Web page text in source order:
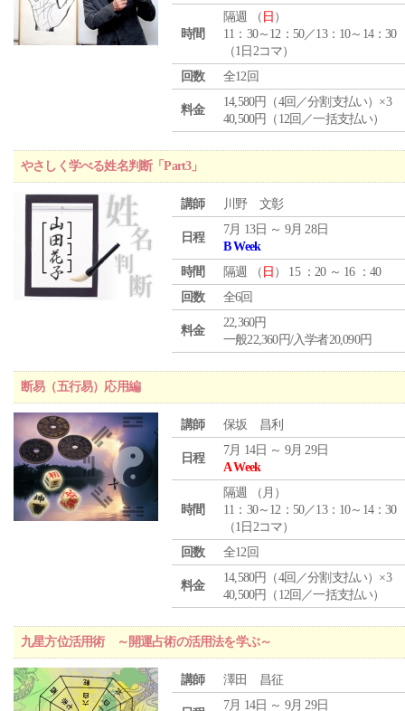
時間
隔週 （ 日 ）
11：30～12：50／13：10～14：30
（1日2コマ）
回数
全12回
料金
14,580円（4回／分割支払い）×3
40,500円（12回／一括支払い）
やさしく学べる姓名判断「Part3」
講師 川野 文彰
日程
7月 13日 ～ 9月 28日
B Week
時間
隔週 （ 日 ） 15 ：20 ～ 16 ：40
回数
全6回
料金
22,360円
一般22,360円/入学者20,090円
断易（五行易）応用編
講師 保坂 昌利
日程
7月 14日 ～ 9月 29日
A Week
時間
隔週 （ 月 ）
11：30～12：50／13：10～14：30
（1日2コマ）
回数
全12回
料金
14,580円（4回／分割支払い）×3
40,500円（12回／一括支払い）
九星方位活用術 ～開運占術の活用法を学ぶ～
講師 澤田 昌征
7月 14日 ～ 9月 29日